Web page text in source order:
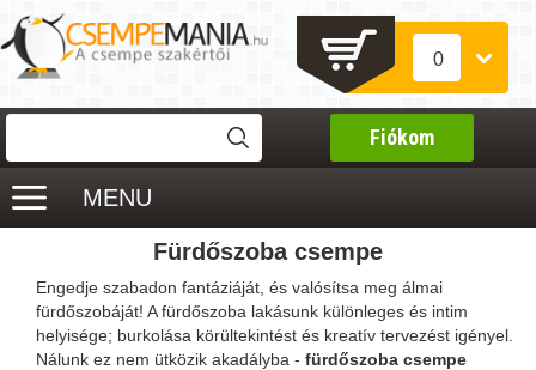
0
Fiókom
MENU
Fürdőszoba csempe
Engedje szabadon fantáziáját, és valósítsa meg álmai
fürdőszobáját! A fürdőszoba lakásunk különleges és intim
helyisége; burkolása körültekintést és kreatív tervezést igényel.
Nálunk ez nem ütközik akadályba - fürdőszoba csempe